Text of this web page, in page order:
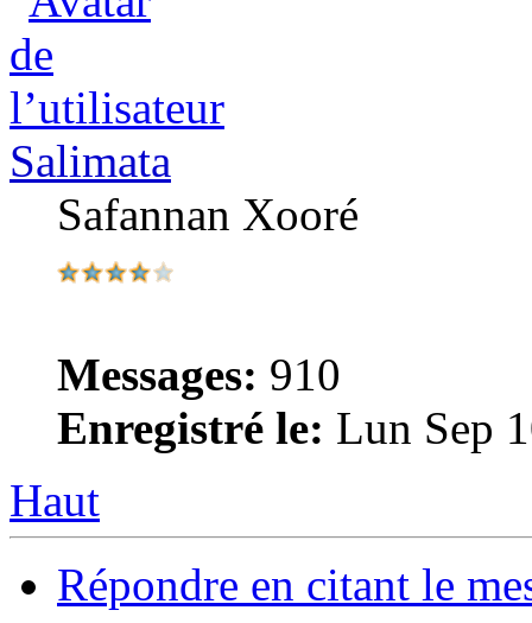
Salimata
Safannan Xooré
Messages: 910
Enregistré le: Lun Sep
Haut
Répondre en citant le